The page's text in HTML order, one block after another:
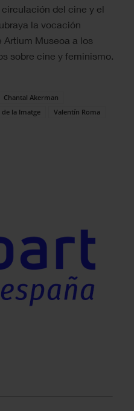
del cine y el
la vocación
Artium Museoa a los
sobre cine y feminismo.
Chantal Akerman
la Imatge
Valentín Roma